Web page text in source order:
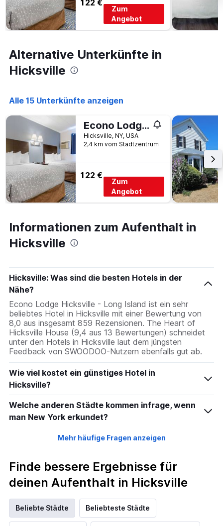
1
Y-
Achse,
die
durchschnittlichen
Zimmerpreis
anzeigt
122 €
Zum
Angebot
Alternative Unterkünfte in
Hicksville
Alle 15 Unterkünfte anzeigen
Econo Lodge Hicksville - Long Island
Hicksville, NY, USA
2,4 km vom Stadtzentrum
122 €
Zum
Angebot
Informationen zum Aufenthalt in
Hicksville
Hicksville: Was sind die besten Hotels in der
Nähe?
Econo Lodge Hicksville - Long Island ist ein sehr
beliebtes Hotel in Hicksville mit einer Bewertung von
8,0 aus insgesamt 859 Rezensionen. The Heart of
Hicksville House (9,4 aus 13 Bewertungen) schneidet
unter den Hotels in Hicksville laut dem jüngsten
Feedback von SWOODOO-Nutzern ebenfalls gut ab.
Wie viel kostet ein günstiges Hotel in
Hicksville?
Welche anderen Städte kommen infrage, wenn
man New York erkundet?
Mehr häufige Fragen anzeigen
Finde bessere Ergebnisse für
deinen Aufenthalt in Hicksville
Beliebte Städte Beliebteste Städte